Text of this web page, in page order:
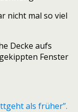
nicht mal so viel
Decke aufs
Fenster
als früher”.